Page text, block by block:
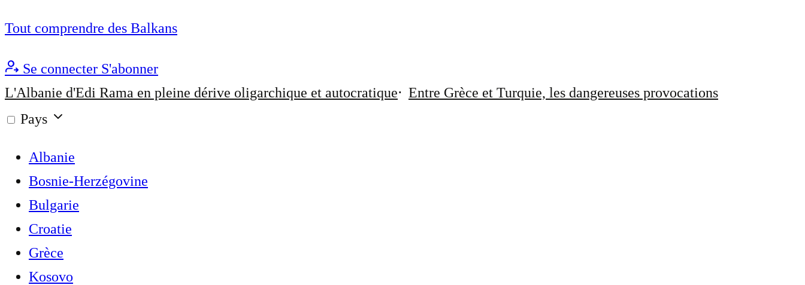
Tout comprendre des Balkans
Se connecter S'abonner
L'Albanie d'Edi Rama en pleine dérive oligarchique et autocratique
Entre Grèce et Turquie, les dangereuses provocations
Pays
Albanie
Bosnie-Herzégovine
Bulgarie
Croatie
Grèce
Kosovo